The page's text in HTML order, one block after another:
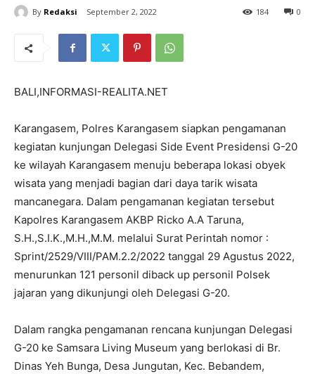
By Redaksi September 2, 2022 0
184
BALI,INFORMASI-REALITA.NET
Karangasem, Polres Karangasem siapkan pengamanan
kegiatan kunjungan Delegasi Side Event Presidensi G-20
ke wilayah Karangasem menuju beberapa lokasi obyek
wisata yang menjadi bagian dari daya tarik wisata
mancanegara. Dalam pengamanan kegiatan tersebut
Kapolres Karangasem AKBP Ricko A.A Taruna,
S.H.,S.I.K.,M.H.,M.M. melalui Surat Perintah nomor :
Sprint/2529/VIII/PAM.2.2/2022 tanggal 29 Agustus 2022,
menurunkan 121 personil diback up personil Polsek
jajaran yang dikunjungi oleh Delegasi G-20.
Dalam rangka pengamanan rencana kunjungan Delegasi
G-20 ke Samsara Living Museum yang berlokasi di Br.
Dinas Yeh Bunga, Desa Jungutan, Kec. Bebandem,